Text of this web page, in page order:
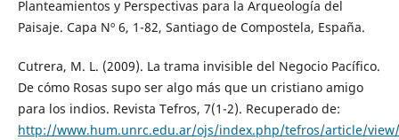
Planteamientos y Perspectivas para la Arqueología del
Paisaje. Capa Nº 6, 1-82, Santiago de Compostela, España.
Cutrera, M. L. (2009). La trama invisible del Negocio Pacífico.
De cómo Rosas supo ser algo más que un cristiano amigo
para los indios. Revista Tefros, 7(1-2). Recuperado de:
http://www.hum.unrc.edu.ar/ojs/index.php/tefros/article/